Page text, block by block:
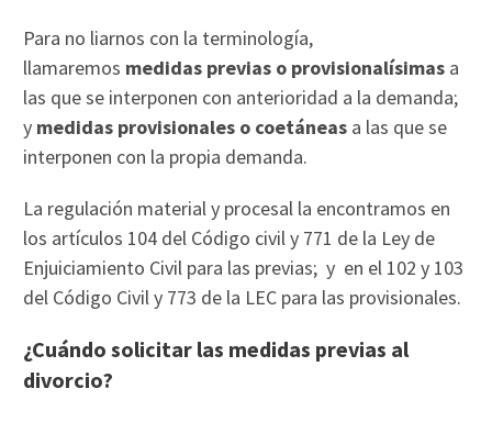
Para no liarnos con la terminología,
llamaremos medidas previas o provisionalísimas a
las que se interponen con anterioridad a la demanda;
y medidas provisionales o coetáneas a las que se
interponen con la propia demanda.
La regulación material y procesal la encontramos en
los artículos 104 del Código civil y 771 de la Ley de
Enjuiciamiento Civil para las previas; y en el 102 y 103
del Código Civil y 773 de la LEC para las provisionales.
¿Cuándo solicitar las medidas previas al
divorcio?